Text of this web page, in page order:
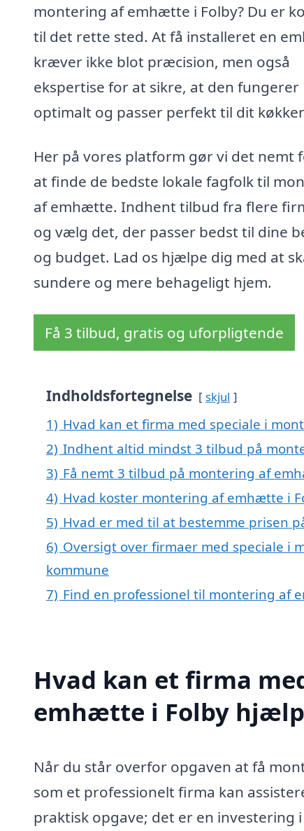
montering af emhætte i Folby? Du er
til det rette sted. At få installeret en
kræver ikke blot præcision, men også
ekspertise for at sikre, at den fungerer
optimalt og passer perfekt til dit
Her på vores platform gør vi det nemt
at finde de bedste lokale fagfolk til
af emhætte. Indhent tilbud fra flere
og vælg det, der passer bedst til dine
og budget. Lad os hjælpe dig med at
sundere og mere behageligt hjem.
Få 3 tilbud, gratis og uforpligtende
Indholdsfortegnelse skjul
1) Hvad kan et firma med speciale i
2) Indhent altid mindst 3 tilbud på
3) Få nemt 3 tilbud på montering af
4) Hvad koster montering af emhætte i
5) Hvad er med til at bestemme prisen
6) Oversigt over firmaer med speciale i
kommune
7) Find en professionel til montering af
Hvad kan et firma
emhætte i Folby
Når du står overfor opgaven at få
som et professionelt firma kan
praktisk opgave; det er en